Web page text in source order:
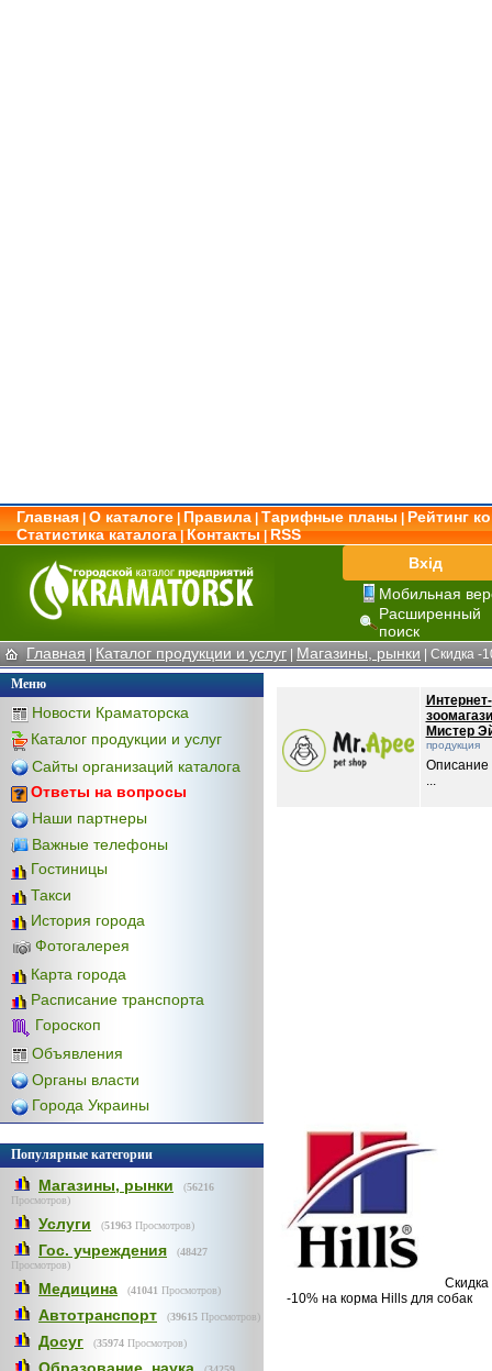
Главная О каталоге Правила Тарифные планы
Рейтинг
Статистика каталога|Контакты|RSS
Вхід
Мобильная
Расширенный
поиск
Главная | Каталог продукции и услуг | Магазины, рынки | Скидка -
Меню
Новости Краматорска
Каталог продукции и услуг
Сайты организаций каталога
Ответы на вопросы
Наши партнеры
Важные телефоны
Гостиницы
Такси
История города
Фотогалерея
Карта города
Расписание транспорта
Гороскоп
Объявления
Органы власти
Города Украины
Популярные категории
Магазины, рынки (56216
Просмотров)
Услуги (51963 Просмотров)
Гос. учреждения (48427
Просмотров)
Медицина (41041 Просмотров)
Автотранспорт (39615 Просмотров)
Досуг (35974 Просмотров)
Интернет-
Мистер
продукция
Описание
...
Скидка
-10% на корма Hills для собак